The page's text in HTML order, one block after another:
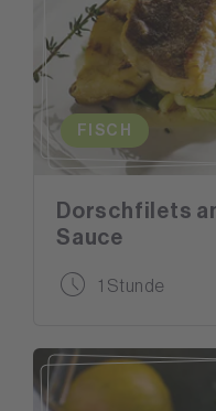
FISCH
Dorschfilets
Sauce
1 Stunde